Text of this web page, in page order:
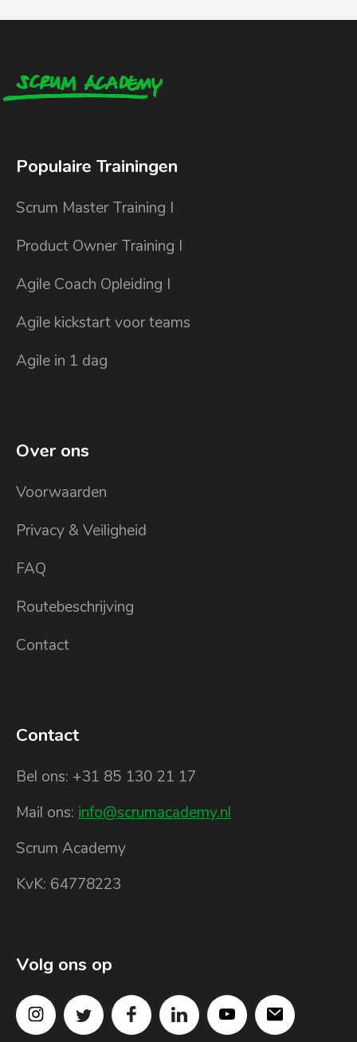
Populaire Trainingen
Scrum Master Training I
Product Owner Training I
Agile Coach Opleiding I
Agile kickstart voor teams
Agile in 1 dag
Over ons
Voorwaarden
Privacy & Veiligheid
FAQ
Routebeschrijving
Contact
Contact
Bel ons: +31 85 130 21 17
Mail ons: info@scrumacademy.nl
Scrum Academy
KvK: 64778223
Volg ons op